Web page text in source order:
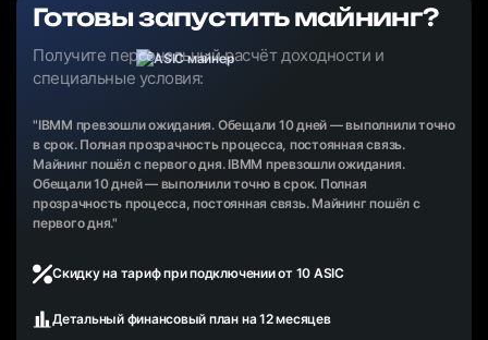
Готовы запустить майнинг?
Получите персональный расчёт доходности и
специальные условия:
"IBMM превзошли ожидания. Обещали 10 дней — выполнили точно
в срок. Полная прозрачность процесса, постоянная связь.
Майнинг пошёл с первого дня. IBMM превзошли ожидания.
Обещали 10 дней — выполнили точно в срок. Полная
прозрачность процесса, постоянная связь. Майнинг пошёл с
первого дня."
Скидку на тариф при подключении от 10 ASIC
Детальный финансовый план на 12 месяцев